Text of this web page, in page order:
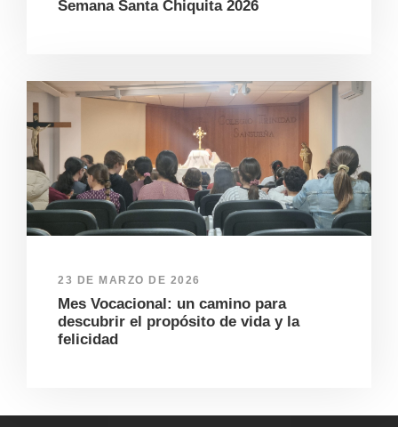
Semana Santa Chiquita 2026
23 DE MARZO DE 2026
Mes Vocacional: un camino para
descubrir el propósito de vida y la
felicidad